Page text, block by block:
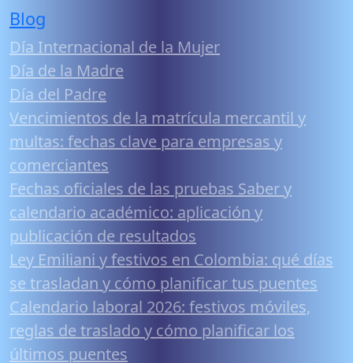
Blog
Día Internacional de la Mujer
Día de la Madre
Día del Padre
Vencimientos de la matrícula mercantil y
multas: fechas clave para empresas y
comerciantes
Fechas oficiales de las pruebas Saber y
calendario académico: aplicación y
publicación de resultados
Ley Emiliani y festivos en Colombia: qué días
se trasladan y cómo planificar tus puentes
Calendario laboral 2026: festivos móviles,
reglas de traslado y cómo planificar los
últimos puentes